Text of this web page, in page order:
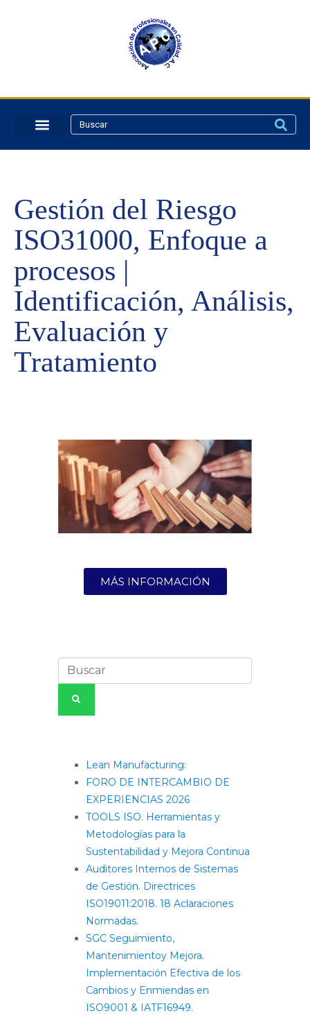
Gestión del Riesgo
ISO31000, Enfoque a
procesos |
Identificación, Análisis,
Evaluación y
Tratamiento
MÁS INFORMACIÓN
Lean Manufacturing:
FORO DE INTERCAMBIO DE
EXPERIENCIAS 2026
TOOLS ISO. Herramientas y
Metodologías para la
Sustentabilidad y Mejora Continua
Auditores Internos de Sistemas
de Gestión. Directrices
ISO19011:2018. 18 Aclaraciones
Normadas.
SGC Seguimiento,
Mantenimientoy Mejora.
Implementación Efectiva de los
Cambios y Enmiendas en
ISO9001 & IATF16949.